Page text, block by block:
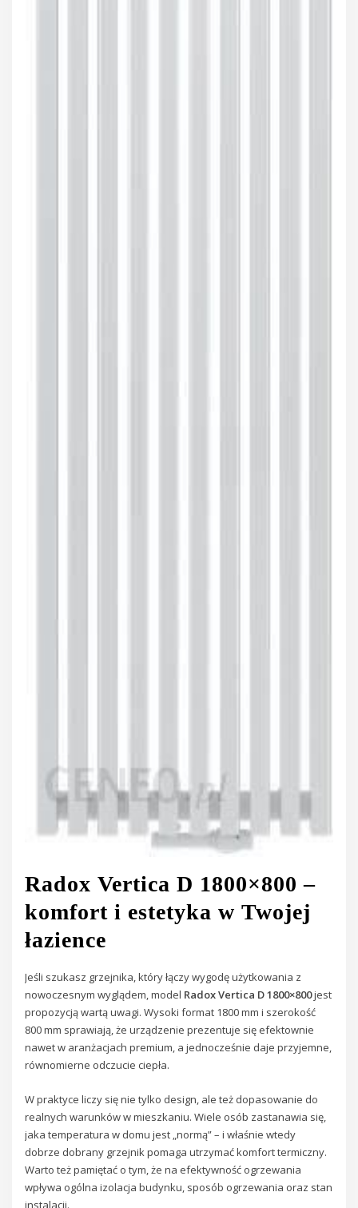
Radox Vertica D 1800×800 –
komfort i estetyka w Twojej
łazience
Jeśli szukasz grzejnika, który łączy wygodę użytkowania z
nowoczesnym wyglądem, model Radox Vertica D 1800×800jest
propozycją wartą uwagi. Wysoki format 1800 mm i szerokość
800 mm sprawiają, że urządzenie prezentuje się efektownie
nawet w aranżacjach premium, a jednocześnie daje przyjemne,
równomierne odczucie ciepła.
W praktyce liczy się nie tylko design, ale też dopasowanie do
realnych warunków w mieszkaniu. Wiele osób zastanawia się,
jaka temperatura w domu jest „normą” – i właśnie wtedy
dobrze dobrany grzejnik pomaga utrzymać komfort termiczny.
Warto też pamiętać o tym, że na efektywność ogrzewania
wpływa ogólna izolacja budynku, sposób ogrzewania oraz stan
instalacji.